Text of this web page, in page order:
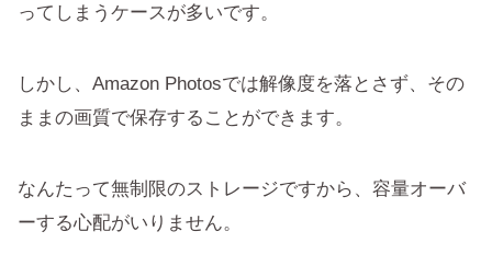
ってしまうケースが多いです。
しかし、Amazon Photosでは解像度を落とさず、その
ままの画質で保存することができます。
なんたって無制限のストレージですから、容量オーバ
ーする心配がいりません。